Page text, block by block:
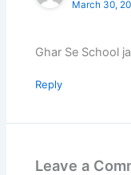
March 30,
Ghar Se School
Reply
Leave a